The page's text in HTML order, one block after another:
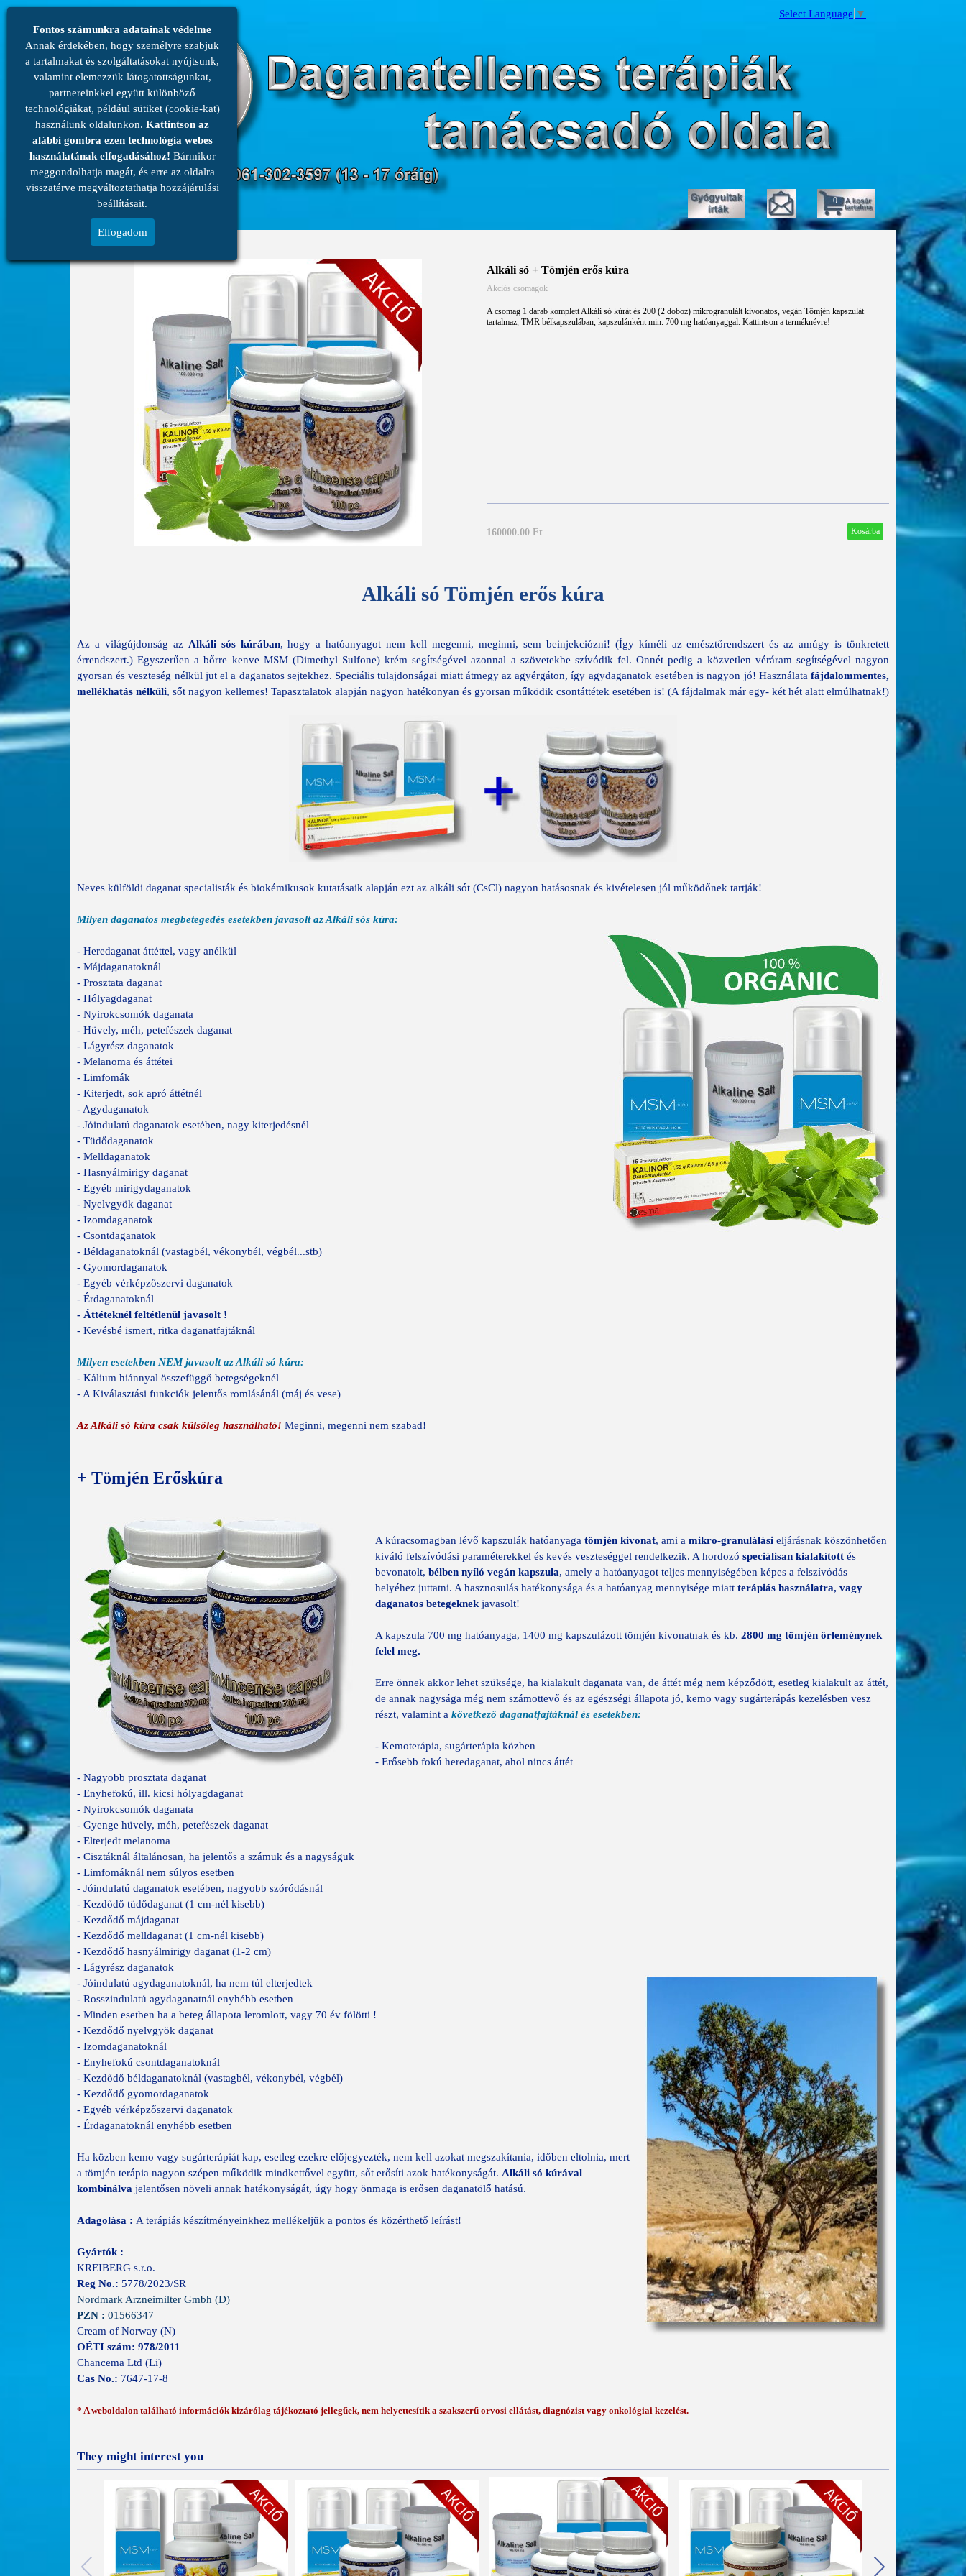
Select Language ▼
0
menü
Alkáli só + Tömjén erős kúra
Akciós csomagok
A csomag 1 darab komplett Alkáli só kúrát és 200 (2 doboz) mikrogranulált kivonatos, vegán Tömjén kapszulát
tartalmaz, TMR bélkapszulában, kapszulánként min. 700 mg hatóanyaggal. Kattintson a terméknévre!
160000.00 Ft
Alkáli só Tömjén erős kúra
Az a világújdonság az Alkáli sós kúrában, hogy a hatóanyagot nem kell megenni, meginni, sem beinjekciózni! (Így kíméli az emésztőrendszert és az amúgy is tönkretett
érrendszert.) Egyszerűen a bőrre kenve MSM (Dimethyl Sulfone) krém segítségével azonnal a szövetekbe szívódik fel. Onnét pedig a közvetlen véráram segítségével nagyon
gyorsan és veszteség nélkül jut el a daganatos sejtekhez. Speciális tulajdonságai miatt átmegy az agyérgáton, így agydaganatok esetében is nagyon jó! Használata fájdalommentes,
mellékhatás nélküli, sőt nagyon kellemes! Tapasztalatok alapján nagyon hatékonyan és gyorsan működik csontáttétek esetében is! (A fájdalmak már egy- két hét alatt elmúlhatnak!)
Neves külföldi daganat specialisták és biokémikusok kutatásaik alapján ezt az alkáli sót (CsCl) nagyon hatásosnak és kivételesen jól működőnek tartják!
Milyen daganatos megbetegedés esetekben javasolt az Alkáli sós kúra:
- Heredaganat áttéttel, vagy anélkül
- Májdaganatoknál
- Prosztata daganat
- Hólyagdaganat
- Nyirokcsomók daganata
- Hüvely, méh, petefészek daganat
- Lágyrész daganatok
- Melanoma és áttétei
- Limfomák
- Kiterjedt, sok apró áttétnél
- Agydaganatok
- Jóindulatú daganatok esetében, nagy kiterjedésnél
- Tüdődaganatok
- Melldaganatok
- Hasnyálmirigy daganat
- Egyéb mirigydaganatok
- Nyelvgyök daganat
- Izomdaganatok
- Csontdaganatok
- Béldaganatoknál (vastagbél, vékonybél, végbél...stb)
- Gyomordaganatok
- Egyéb vérképzőszervi daganatok
- Érdaganatoknál
- Áttéteknél feltétlenül javasolt !
- Kevésbé ismert, ritka daganatfajtáknál
Milyen esetekben NEM javasolt az Alkáli só kúra:
- Kálium hiánnyal összefüggő betegségeknél
- A Kiválasztási funkciók jelentős romlásánál (máj és vese)
Az Alkáli só kúra csak külsőleg használható! Meginni, megenni nem szabad!
+ Tömjén Erőskúra
A kúracsomagban lévő kapszulák hatóanyaga tömjén kivonat, ami a mikro-granulálási eljárásnak köszönhetően
kiváló felszívódási paraméterekkel és kevés veszteséggel rendelkezik. A hordozó speciálisan kialakított és
bevonatolt, bélben nyíló vegán kapszula, amely a hatóanyagot teljes mennyiségében képes a felszívódás
helyéhez juttatni. A hasznosulás hatékonysága és a hatóanyag mennyisége miatt terápiás használatra, vagy
daganatos betegeknek javasolt!
A kapszula 700 mg hatóanyaga, 1400 mg kapszulázott tömjén kivonatnak és kb. 2800 mg tömjén őrleménynek
felel meg.
Erre önnek akkor lehet szüksége, ha kialakult daganata van, de áttét még nem képződött, esetleg kialakult az áttét,
de annak nagysága még nem számottevő és az egészségi állapota jó, kemo vagy sugárterápás kezelésben vesz
részt, valamint a következő daganatfajtáknál és esetekben:
- Kemoterápia, sugárterápia közben
- Erősebb fokú heredaganat, ahol nincs áttét
- Nagyobb prosztata daganat
- Enyhefokú, ill. kicsi hólyagdaganat
- Nyirokcsomók daganata
- Gyenge hüvely, méh, petefészek daganat
- Elterjedt melanoma
- Cisztáknál általánosan, ha jelentős a számuk és a nagyságuk
- Limfomáknál nem súlyos esetben
- Jóindulatú daganatok esetében, nagyobb szóródásnál
- Kezdődő tüdődaganat (1 cm-nél kisebb)
- Kezdődő májdaganat
- Kezdődő melldaganat (1 cm-nél kisebb)
- Kezdődő hasnyálmirigy daganat (1-2 cm)
- Lágyrész daganatok
- Jóindulatú agydaganatoknál, ha nem túl elterjedtek
- Rosszindulatú agydaganatnál enyhébb esetben
- Minden esetben ha a beteg állapota leromlott, vagy 70 év fölötti !
- Kezdődő nyelvgyök daganat
- Izomdaganatoknál
- Enyhefokú csontdaganatoknál
- Kezdődő béldaganatoknál (vastagbél, vékonybél, végbél)
- Kezdődő gyomordaganatok
- Egyéb vérképzőszervi daganatok
- Érdaganatoknál enyhébb esetben
Ha közben kemo vagy sugárterápiát kap, esetleg ezekre előjegyezték, nem kell azokat megszakítania, időben eltolnia, mert
a tömjén terápia nagyon szépen működik mindkettővel együtt, sőt erősíti azok hatékonyságát. Alkáli só kúrával
kombinálva jelentősen növeli annak hatékonyságát, úgy hogy önmaga is erősen daganatölő hatású.
Adagolása : A terápiás készítményeinkhez mellékeljük a pontos és közérthető leírást!
Gyártók :
KREIBERG s.r.o.
Reg No.: 5778/2023/SR
Nordmark Arzneimilter Gmbh (D)
PZN : 01566347
Cream of Norway (N)
OÉTI szám: 978/2011
Chancema Ltd (Li)
Cas No.: 7647-17-8
* A weboldalon található információk kizárólag tájékoztató jellegűek, nem helyettesítik a szakszerű orvosi ellátást, diagnózist vagy onkológiai kezelést.
They might interest you
Fontos számunkra adatainak védelme
Annak érdekében, hogy személyre szabjuk
a tartalmakat és szolgáltatásokat nyújtsunk,
valamint elemezzük látogatottságunkat,
partnereinkkel együtt különböző
technológiákat, például sütiket (cookie-kat)
használunk oldalunkon. Kattintson az
alábbi gombra ezen technológia webes
használatának elfogadásához! Bármikor
meggondolhatja magát, és erre az oldalra
visszatérve megváltoztathatja hozzájárulási
beállításait.
Elfogadom